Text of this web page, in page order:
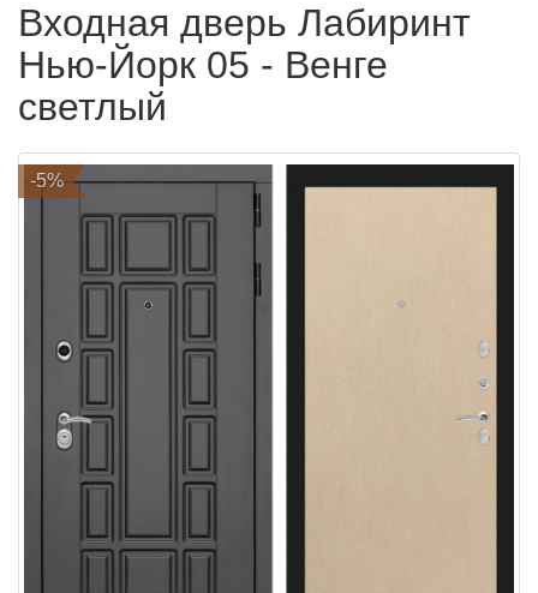
Входная дверь Лабиринт
Нью-Йорк 05 - Венге
светлый
-5%